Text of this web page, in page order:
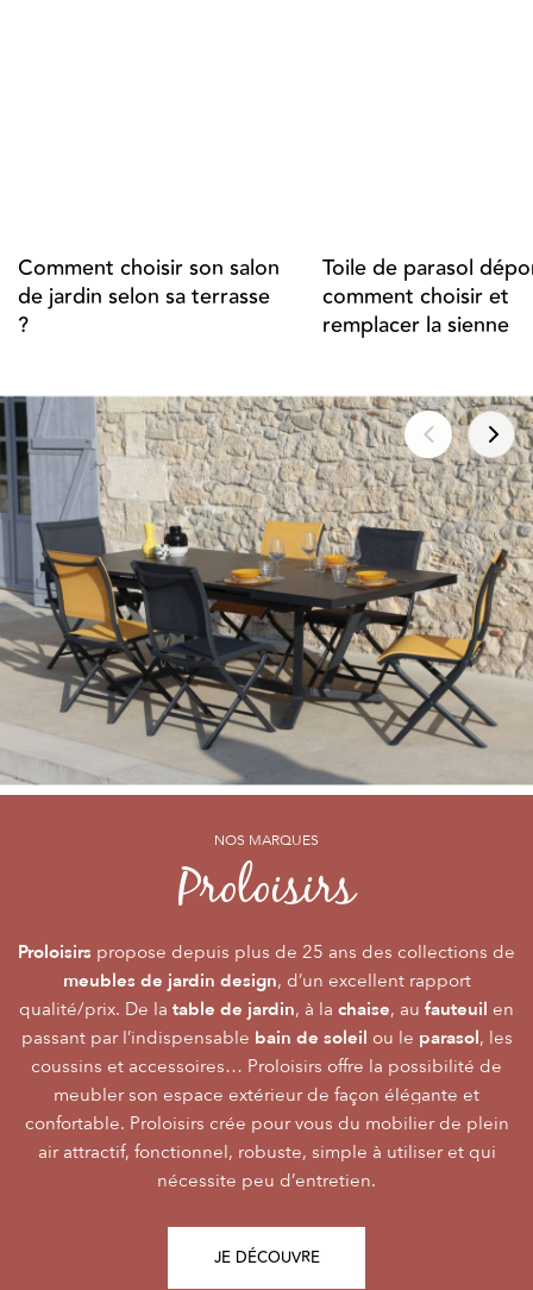
Comment choisir son salon
de jardin selon sa terrasse
?
Toile de parasol
comment choisir et
remplacer la sienne
NOS MARQUES
Proloisirs
Proloisirs propose depuis plus de 25 ans des collections de
meubles de jardin design, d’un excellent rapport
qualité/prix. De la table de jardin, à la chaise, au fauteuil en
passant par l’indispensable bain de soleil ou le parasol, les
coussins et accessoires… Proloisirs offre la possibilité de
meubler son espace extérieur de façon élégante et
confortable. Proloisirs crée pour vous du mobilier de plein
air attractif, fonctionnel, robuste, simple à utiliser et qui
nécessite peu d’entretien.
JE DÉCOUVRE
NOS MARQUES
Océoby PROLOISIRS
Océocrée dumobilier Premium, pour vivre l’extérieur avec
raffinement et participer de façon inoubliable aux grandes
émotions de la vie. Le mobilier Océo, de par la qualité de
ses différents matériaux et de sa fabrication, se joue des
frontières d’usage. Voir sonextérieurcomme une pièce à
part entière nécessite du style et le soin des détails.
L’illustration Océo passe par la qualité desplateaux
Trespa® qui équipent en exclusivité de nombreusestables
de jardinpour un plaisir d’usage durable.
JE DÉCOUVRE
NOS MARQUES
Alizéby PROLOISIRS
Alizéest LA marque du mobilier de jardin contemporain
dont la conception et l’accessibilité du prixfont qu’elle
s’adresse au plus grand nombre.
Le mobilier d’extérieur Alizé apporte un souffle bien
agréable empreint de style, fonctionnalité, facilité
d’utilisation, prix, pour des instantsRepas, Salon,Détente
Alizé est créée pour bien vivre dehors, dans la joie, la
modernité, la simplicité, le plaisir d’être ensemble !
JE DÉCOUVRE